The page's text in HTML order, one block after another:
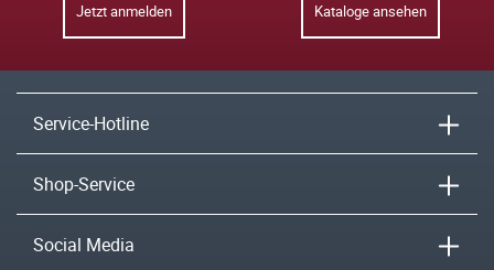
Jetzt anmelden Kataloge ansehen
Service-Hotline
Shop-Service
Social Media